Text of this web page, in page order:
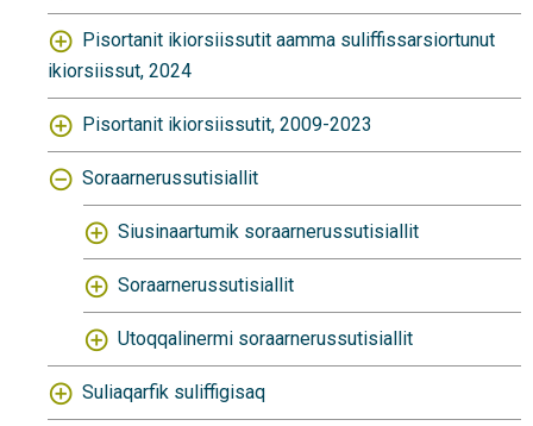
Pisortanit ikiorsiissutit aamma suliffissarsiortunut
ikiorsiissut, 2024
Pisortanit ikiorsiissutit, 2009-2023
Soraarnerussutisiallit
Siusinaartumik soraarnerussutisiallit
Soraarnerussutisiallit
Utoqqalinermi soraarnerussutisiallit
Suliaqarfik suliffigisaq